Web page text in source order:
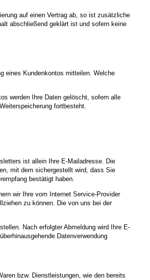
auf einen Vertrag ab, so ist zusätzliche
abschließend geklärt ist und sofern keine
eines Kundenkontos mitteilen. Welche
werden Ihre Daten gelöscht, sofern alle
fortbesteht.
ist allein Ihre E-Mailadresse. Die
mit dem sichergestellt wird, dass Sie
bestätigt haben.
wir Ihre vom Internet Service-Provider
zu können. Die von uns bei der
Nach erfolgter Abmeldung wird Ihre E-
Datenverwendung
bzw. Dienstleistungen, wie den bereits